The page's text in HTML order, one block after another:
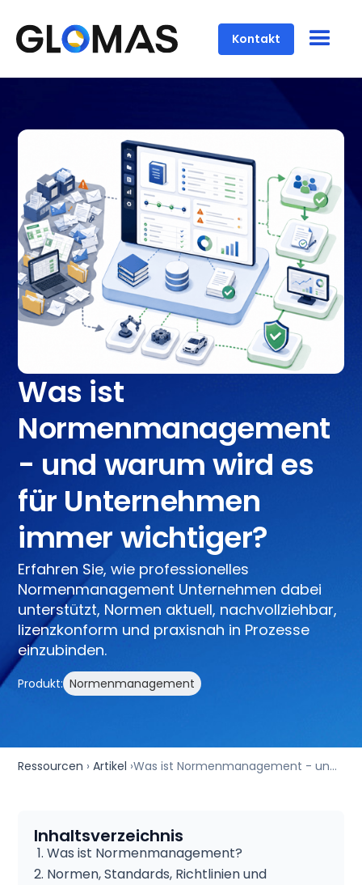
Kontakt
Was ist
Normenmanagement
- und warum wird es
für Unternehmen
immer wichtiger?
Erfahren Sie, wie professionelles
Normenmanagement Unternehmen dabei
unterstützt, Normen aktuell, nachvollziehbar,
lizenzkonform und praxisnah in Prozesse
einzubinden.
Produkt: Normenmanagement
Ressourcen ›Artikel › Was ist Normenmanagement - und warum wird es für Unternehmen immer wichtiger?
Inhaltsverzeichnis
Was ist Normenmanagement?
Normen, Standards, Richtlinien und